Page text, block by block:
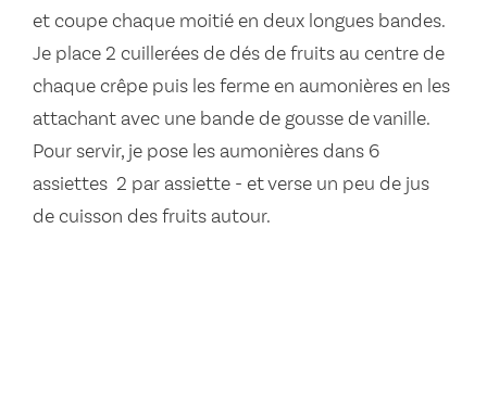
et coupe chaque moitié en deux longues bandes.
Je place 2 cuillerées de dés de fruits au centre de
chaque crêpe puis les ferme en aumonières en les
attachant avec une bande de gousse de vanille.
Pour servir, je pose les aumonières dans 6
assiettes  2 par assiette - et verse un peu de jus
de cuisson des fruits autour.